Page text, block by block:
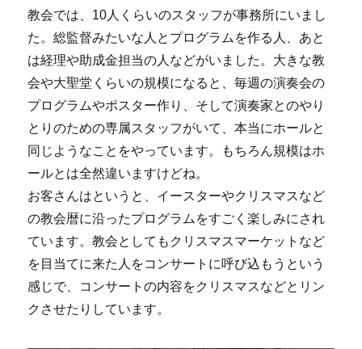
教会では、10人くらいのスタッフが事務所にいまし
た。総監督みたいな人とプログラムを作る人、あと
は経理や助成金担当の人などがいました。大きな教
会や大聖堂くらいの規模になると、毎週の演奏会の
プログラムやポスター作り、そして演奏家とのやり
とりのための専属スタッフがいて、本当にホールと
同じようなことをやっています。もちろん規模はホ
ールとは全然違いますけどね。
お客さんはというと、イースターやクリスマスなど
の教会暦に沿ったプログラムをすごく楽しみにされ
ています。教会としてもクリスマスマーケットなど
を目当てに来た人をコンサートに呼び込もうという
感じで、コンサートの内容をクリスマスなどとリン
クさせたりしています。